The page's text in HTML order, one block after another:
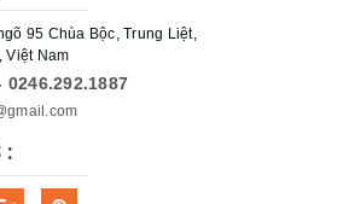
95 Chùa Bộc, Trung Liệt,
Việt Nam
0246.292.1887
: